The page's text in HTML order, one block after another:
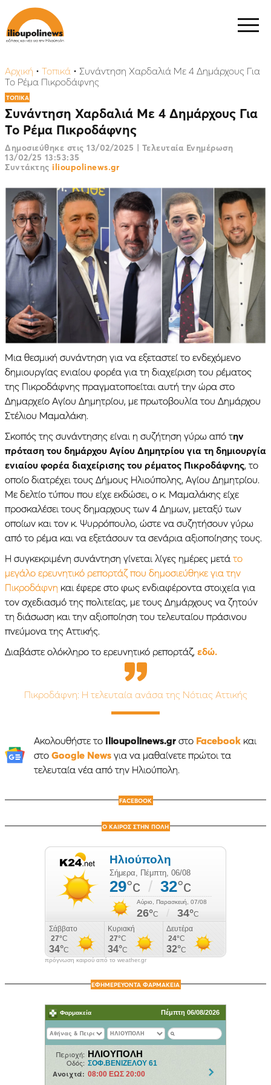
Αρχική • Τοπικά • Συνάντηση Χαρδαλιά Με 4 Δημάρχους Για
Το Ρέμα Πικροδάφνης
ΤΟΠΙΚΑ
Συνάντηση Χαρδαλιά Με 4 Δημάρχους Για
Το Ρέμα Πικροδάφνης
Δημοσιεύθηκε στις 13/02/2025 | Τελευταία Ενημέρωση
13/02/25 13:53:35
Συντάκτης ilioupolinews.gr
Μια θεσμική συνάντηση για να εξεταστεί το ενδεχόμενο
δημιουργίας ενιαίου φορέα για τη διαχείριση του ρέματος
της Πικροδάφνης πραγματοποείται αυτή την ώρα στο
Δημαρχείο Αγίου Δημητρίου, με πρωτοβουλία του Δημάρχου
Στέλιου Μαμαλάκη.
Σκοπός της συνάντησης είναι η συζήτηση γύρω από την
πρόταση του δημάρχου Αγίου Δημητρίου για τη δημιουργία
ενιαίου φορέα διαχείρισης του ρέματος Πικροδάφνης, το
οποίο διατρέχει τους Δήμους Ηλιούπολης, Αγίου Δημητρίου.
Με δελτίο τύπου που είχε εκδώσει, ο κ. Μαμαλάκης είχε
προσκαλέσει τους δημαρχους των 4 Δημων, μεταξύ των
οποίων και τον κ. Ψυρρόπουλο, ώστε να συζητήσουν γύρω
από το ρέμα και να εξετάσουν τα σενάρια αξιοποίησης τους.
Η συγκεκριμένη συνάντηση γίνεται λίγες ημέρες μετά το
μεγάλο ερευνητικό ρεπορτάζ που δημοσιεύθηκε για την
Πικροδάφνη και έφερε στο φως ενδιαφέροντα στοιχεία για
τον σχεδιασμό της πολιτείας, με τους Δημάρχους να ζητούν
τη διάσωση και την αξιοποίηση του τελευταίου πράσινου
πνεύμονα της Αττικής.
Διαβάστε ολόκληρο το ερευνητικό ρεπορτάζ, εδώ.
Πικροδάφνη: Η τελευταία ανάσα της Νότιας Αττικής
Ακολουθήστε το Ilioupolinews.grστο Facebookκαι
στο Google Newsγια να μαθαίνετε πρώτοι τα
τελευταία νέα από την Ηλιούπολη.
FACEBOOK
Ο ΚΑΙΡΟΣ ΣΤΗΝ ΠΟΛΗ
πρόγνωση καιρού από το weather.gr
ΕΦΗΜΕΡΕΥΟΝΤΑ ΦΑΡΜΑΚΕΙΑ